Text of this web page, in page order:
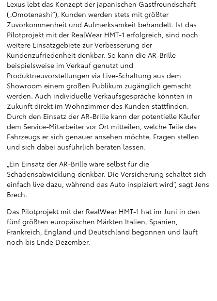
Lexus lebt das Konzept der japanischen Gastfreundschaft
(„Omotenashi“), Kunden werden stets mit größter
Zuvorkommenheit und Aufmerksamkeit behandelt. Ist das
Pilotprojekt mit der RealWear HMT-1 erfolgreich, sind noch
weitere Einsatzgebiete zur Verbesserung der
Kundenzufriedenheit denkbar. So kann die AR-Brille
beispielsweise im Verkauf genutzt und
Produktneuvorstellungen via Live-Schaltung aus dem
Showroom einem großen Publikum zugänglich gemacht
werden. Auch individuelle Verkaufsgespräche könnten in
Zukunft direkt im Wohnzimmer des Kunden stattfinden.
Durch den Einsatz der AR-Brille kann der potentielle Käufer
dem Service-Mitarbeiter vor Ort mitteilen, welche Teile des
Fahrzeugs er sich genauer ansehen möchte, Fragen stellen
und sich dabei ausführlich beraten lassen.
„Ein Einsatz der AR-Brille wäre selbst für die
Schadensabwicklung denkbar. Die Versicherung schaltet sich
einfach live dazu, während das Auto inspiziert wird“, sagt Jens
Brech.
Das Pilotprojekt mit der RealWear HMT-1 hat im Juni in den
fünf größten europäischen Märkten Italien, Spanien,
Frankreich, England und Deutschland begonnen und läuft
noch bis Ende Dezember.